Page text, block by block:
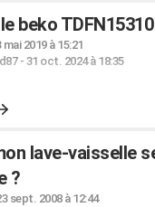
beko TDFN15310
mai 2019 à 15:21
- 31 oct. 2024 à 18:35
lave-vaisselle
?
sept. 2008 à 12:44